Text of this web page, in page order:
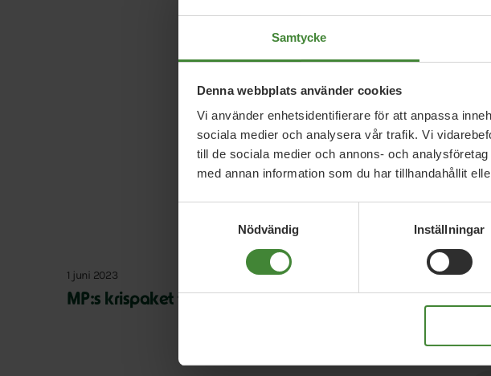
Samtycke
Denna webbplats använder cookies
Vi använder enhetsidentifierare för att anpassa
sociala medier och analysera vår trafik. Vi
till de sociala medier och annons- och
med annan information som du har tillhandahållit
Nödvändig
Inställningar
Länk:http://www.expressen.se/
1 juni 2023
MP:s krispaket för bostadsmarknaden
1 juni 2023